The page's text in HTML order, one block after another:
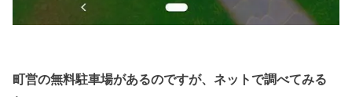
町営の無料駐車場があるのですが、ネットで調べてみる